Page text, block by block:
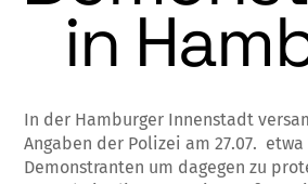
in
In der Hamburger Innenstadt
Angaben der Polizei am 27.07. etwa
Demonstranten um dagegen zu